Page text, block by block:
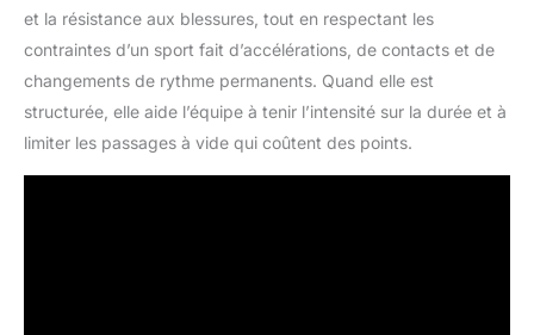
et la résistance aux blessures, tout en respectant les
contraintes d’un sport fait d’accélérations, de contacts et de
changements de rythme permanents. Quand elle est
structurée, elle aide l’équipe à tenir l’intensité sur la durée et à
limiter les passages à vide qui coûtent des points.